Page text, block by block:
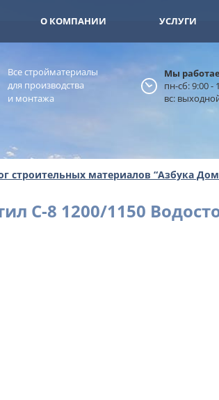
О КОМПАНИИ УСЛУГИ
Все стройматериалы
для производства
и монтажа
Мы
пн-сб: 9:00 -
вс:
строительных материалов “Азбука
С-8 1200/1150